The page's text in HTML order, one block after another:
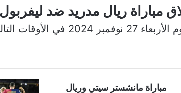
مباراة ريال مدريد ضد ليفربول
في الأوقات التالية:
مباراة مانشستر سيتي وريال